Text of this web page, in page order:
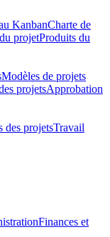
KanbanCharte de
projetProduits du
Modèles de projets
projetsApprobation
des projetsTravail
Finances et